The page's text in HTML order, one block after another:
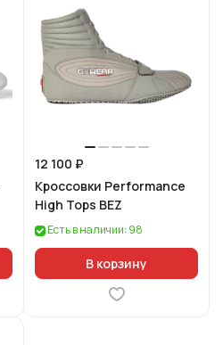
12 100 ₽
Кроссовки Performance
High Tops BEZ
Есть в наличии: 98
В корзину